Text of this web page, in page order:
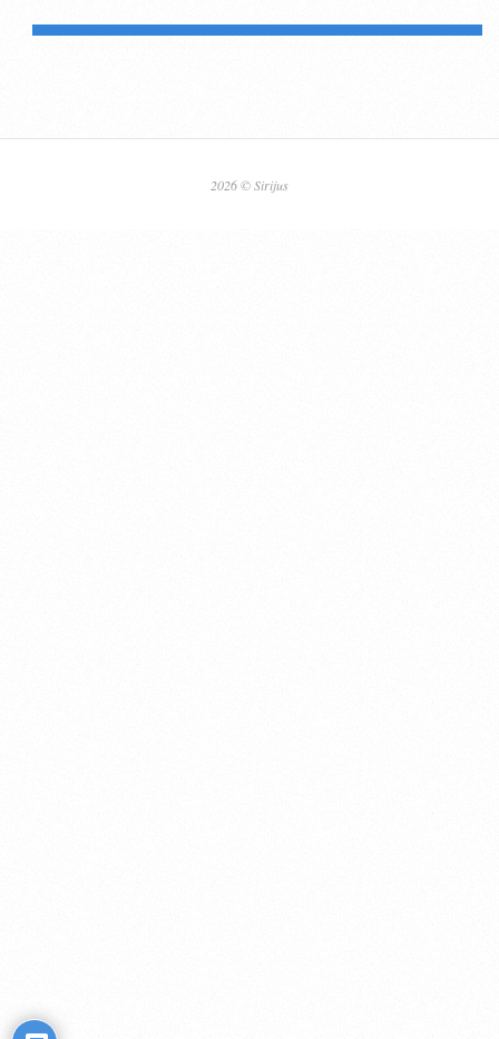
2026 © Sirijus